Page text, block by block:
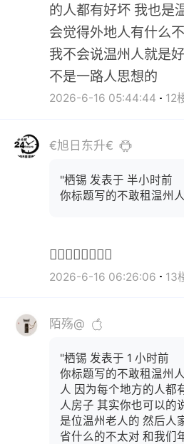
的人都有好坏 我也是
会觉得外地人有什么
我不会说温州人就是
不是一路人思想的
2026-6-16 05:44:44 12
€旭日东升€
"栖锡 发表于 半小时前
你标题写的不敢租温州
👍🏻👍🏻👍🏻👍🏻
2026-6-16 06:26:06 13
陌殇@
"栖锡 发表于 1 小时前
你标题写的不敢租温州
人 因为每个地方的人都
人房子 其实你也可以的
是位温州老人的 然后人
省什么的不太对 和我们